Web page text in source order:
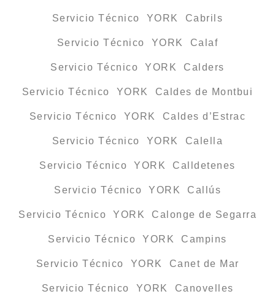
Servicio Técnico YORK Cabrils
Servicio Técnico YORK Calaf
Servicio Técnico YORK Calders
Servicio Técnico YORK Caldes de Montbui
Servicio Técnico YORK Caldes d’Estrac
Servicio Técnico YORK Calella
Servicio Técnico YORK Calldetenes
Servicio Técnico YORK Callús
Servicio Técnico YORK Calonge de Segarra
Servicio Técnico YORK Campins
Servicio Técnico YORK Canet de Mar
Servicio Técnico YORK Canovelles